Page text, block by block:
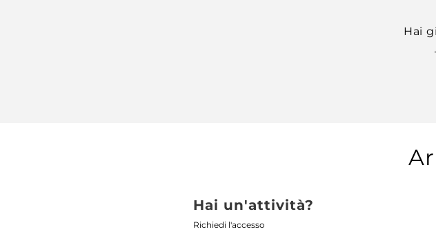
Hai
Hai un'attività?
Richiedi l'accesso